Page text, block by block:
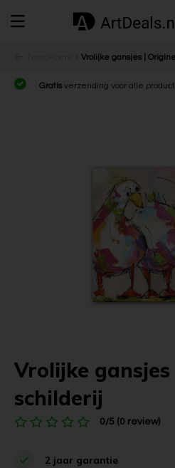
Vrolijke gansjes |
Gratis verzending voor alle
Vrolijke
schilderij
0/5 (0 review)
2 jaar garantie